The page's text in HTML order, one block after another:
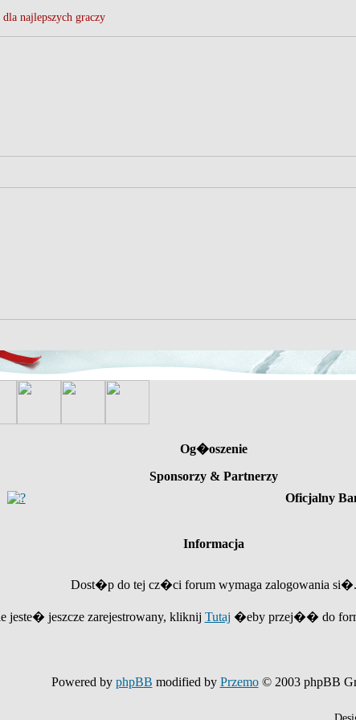
najlepszych graczy
Og�oszenie
Sponsorzy & Partnerzy
Oficjalny
Informacja
Dost�p do tej cz�ci forum wymaga zalogowania si�.
jeste� jeszcze zarejestrowany, kliknij Tutaj �eby przej�� do
Powered by phpBB modified by Przemo© 2003 phpBB